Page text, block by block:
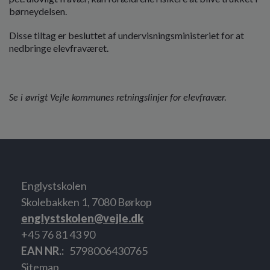
børneydelsen.
Disse tiltag er besluttet af undervisningsministeriet for at
nedbringe elevfraværet.
Se i øvrigt Vejle kommunes retningslinjer for elevfravær.
Englystskolen
Skolebakken 1, 7080 Børkop
englystskolen@vejle.dk
+45 76 81 43 90
EAN NR.
5798006430765
Sitemap